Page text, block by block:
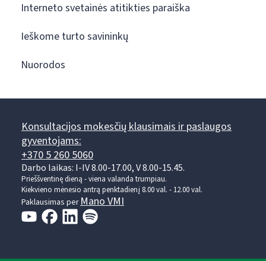
Interneto svetainės atitikties paraiška
Ieškome turto savininkų
Nuorodos
Konsultacijos mokesčių klausimais ir paslaugos
gyventojams:
+370 5 260 5060
Darbo laikas: I-IV 8.00-17.00, V 8.00-15.45.
Prieššventinę dieną - viena valanda trumpiau.
Kiekvieno mėnesio antrą penktadienį 8.00 val. - 12.00 val.
Paklausimas perMano VMI